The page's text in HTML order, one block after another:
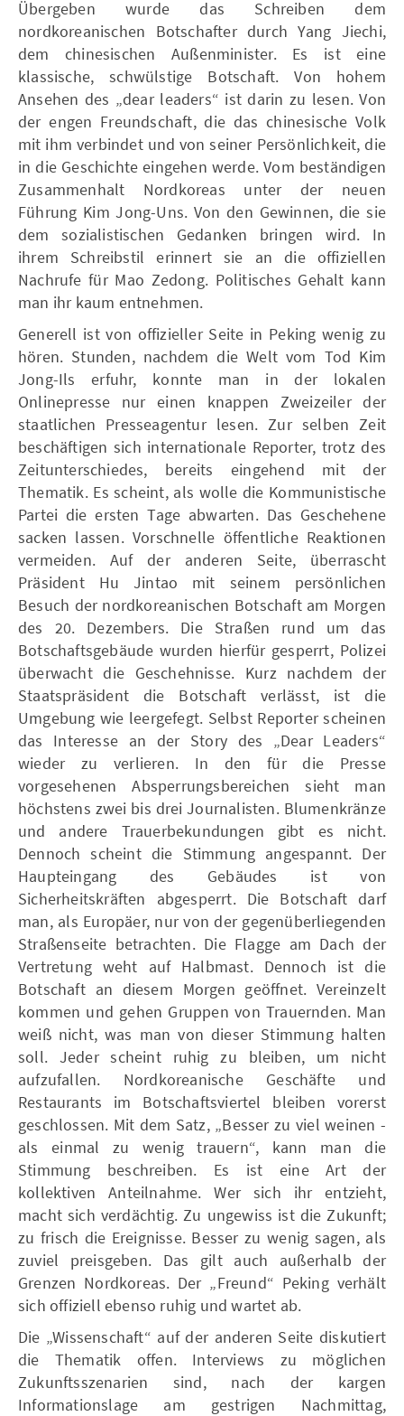
Übergeben wurde das Schreiben dem
nordkoreanischen Botschafter durch Yang Jiechi,
dem chinesischen Außenminister. Es ist eine
klassische, schwülstige Botschaft. Von hohem
Ansehen des „dear leaders“ ist darin zu lesen. Von
der engen Freundschaft, die das chinesische Volk
mit ihm verbindet und von seiner Persönlichkeit, die
in die Geschichte eingehen werde. Vom beständigen
Zusammenhalt Nordkoreas unter der neuen
Führung Kim Jong-Uns. Von den Gewinnen, die sie
dem sozialistischen Gedanken bringen wird. In
ihrem Schreibstil erinnert sie an die offiziellen
Nachrufe für Mao Zedong. Politisches Gehalt kann
man ihr kaum entnehmen.
Generell ist von offizieller Seite in Peking wenig zu
hören. Stunden, nachdem die Welt vom Tod Kim
Jong-Ils erfuhr, konnte man in der lokalen
Onlinepresse nur einen knappen Zweizeiler der
staatlichen Presseagentur lesen. Zur selben Zeit
beschäftigen sich internationale Reporter, trotz des
Zeitunterschiedes, bereits eingehend mit der
Thematik. Es scheint, als wolle die Kommunistische
Partei die ersten Tage abwarten. Das Geschehene
sacken lassen. Vorschnelle öffentliche Reaktionen
vermeiden. Auf der anderen Seite, überrascht
Präsident Hu Jintao mit seinem persönlichen
Besuch der nordkoreanischen Botschaft am Morgen
des 20. Dezembers. Die Straßen rund um das
Botschaftsgebäude wurden hierfür gesperrt, Polizei
überwacht die Geschehnisse. Kurz nachdem der
Staatspräsident die Botschaft verlässt, ist die
Umgebung wie leergefegt. Selbst Reporter scheinen
das Interesse an der Story des „Dear Leaders“
wieder zu verlieren. In den für die Presse
vorgesehenen Absperrungsbereichen sieht man
höchstens zwei bis drei Journalisten. Blumenkränze
und andere Trauerbekundungen gibt es nicht.
Dennoch scheint die Stimmung angespannt. Der
Haupteingang des Gebäudes ist von
Sicherheitskräften abgesperrt. Die Botschaft darf
man, als Europäer, nur von der gegenüberliegenden
Straßenseite betrachten. Die Flagge am Dach der
Vertretung weht auf Halbmast. Dennoch ist die
Botschaft an diesem Morgen geöffnet. Vereinzelt
kommen und gehen Gruppen von Trauernden. Man
weiß nicht, was man von dieser Stimmung halten
soll. Jeder scheint ruhig zu bleiben, um nicht
aufzufallen. Nordkoreanische Geschäfte und
Restaurants im Botschaftsviertel bleiben vorerst
geschlossen. Mit dem Satz, „Besser zu viel weinen -
als einmal zu wenig trauern“, kann man die
Stimmung beschreiben. Es ist eine Art der
kollektiven Anteilnahme. Wer sich ihr entzieht,
macht sich verdächtig. Zu ungewiss ist die Zukunft;
zu frisch die Ereignisse. Besser zu wenig sagen, als
zuviel preisgeben. Das gilt auch außerhalb der
Grenzen Nordkoreas. Der „Freund“ Peking verhält
sich offiziell ebenso ruhig und wartet ab.
Die „Wissenschaft“ auf der anderen Seite diskutiert
die Thematik offen. Interviews zu möglichen
Zukunftsszenarien sind, nach der kargen
Informationslage am gestrigen Nachmittag,